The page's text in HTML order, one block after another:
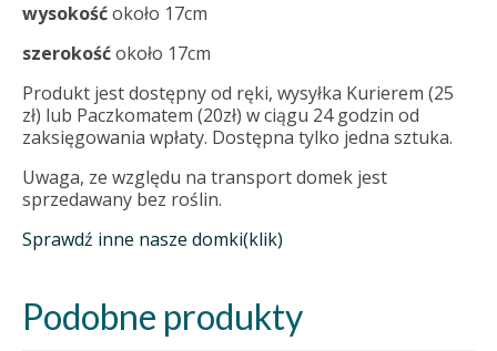
wysokośćokoło 17cm
szerokośćokoło 17cm
Produkt jest dostępny od ręki, wysyłka Kurierem (25
zł) lub Paczkomatem (20zł) w ciągu 24 godzin od
zaksięgowania wpłaty. Dostępna tylko jedna sztuka.
Uwaga, ze względu na transport domek jest
sprzedawany bez roślin.
Sprawdź inne nasze domki(klik)
Podobne produkty